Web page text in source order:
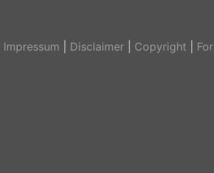
Impressum Disclaimer| Copyright